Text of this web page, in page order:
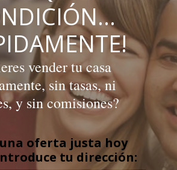
vender tu casa
sin tasas, ni
y sin comisiones?
oferta justa hoy
tu dirección: